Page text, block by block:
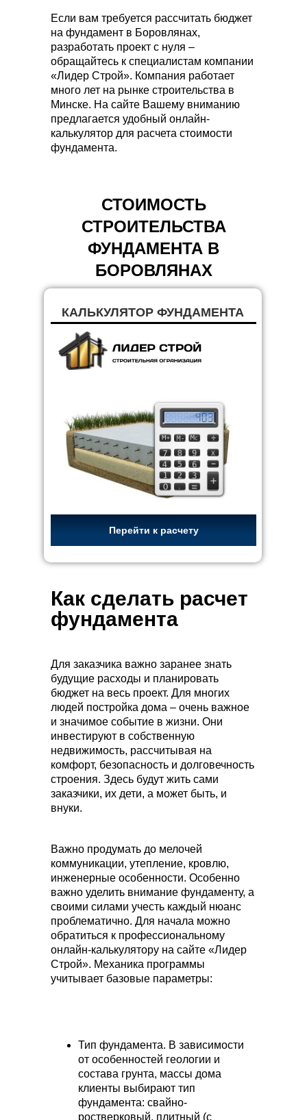
Если вам требуется рассчитать бюджет
на фундамент в Боровлянах,
разработать проект с нуля –
обращайтесь к специалистам компании
«Лидер Строй». Компания работает
много лет на рынке строительства в
Минске. На сайте Вашему вниманию
предлагается удобный онлайн-
калькулятор для расчета стоимости
фундамента.
СТОИМОСТЬ
СТРОИТЕЛЬСТВА
ФУНДАМЕНТА В
БОРОВЛЯНАХ
КАЛЬКУЛЯТОР ФУНДАМЕНТА
Перейти к расчету
Как сделать расчет
фундамента
Для заказчика важно заранее знать
будущие расходы и планировать
бюджет на весь проект. Для многих
людей постройка дома – очень важное
и значимое событие в жизни. Они
инвестируют в собственную
недвижимость, рассчитывая на
комфорт, безопасность и долговечность
строения. Здесь будут жить сами
заказчики, их дети, а может быть, и
внуки.
Важно продумать до мелочей
коммуникации, утепление, кровлю,
инженерные особенности. Особенно
важно уделить внимание фундаменту, а
своими силами учесть каждый нюанс
проблематично. Для начала можно
обратиться к профессиональному
онлайн-калькулятору на сайте «Лидер
Строй». Механика программы
учитывает базовые параметры:
Тип фундамента. В зависимости
от особенностей геологии и
состава грунта, массы дома
клиенты выбирают тип
фундамента: свайно-
ростверковый, плитный (с